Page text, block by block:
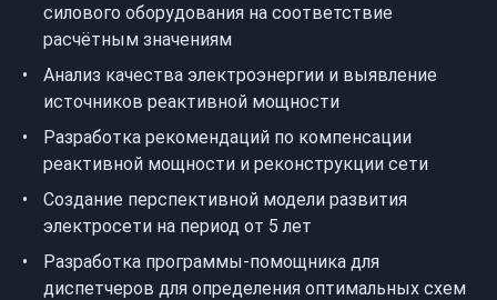
силового оборудования на соответствие
расчётным значениям
Анализ качества электроэнергии и выявление
источников реактивной мощности
Разработка рекомендаций по компенсации
реактивной мощности и реконструкции сети
Создание перспективной модели развития
электросети на период от 5 лет
Разработка программы-помощника для
диспетчеров для определения оптимальных схем